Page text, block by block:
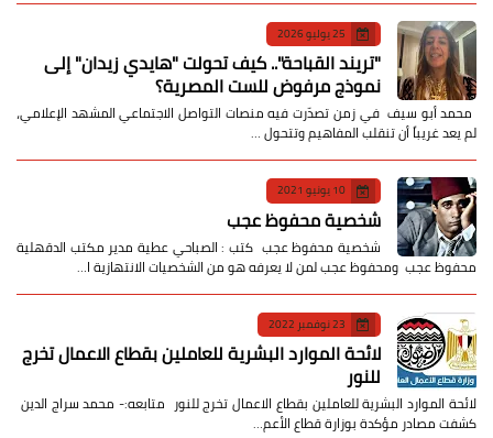
25 يوليو 2026
​"تريند القباحة".. كيف تحولت "هايدي زيدان" إلى
نموذج مرفوض للست المصرية؟
​ محمد أبو سيف ​في زمن تصدّرت فيه منصات التواصل الاجتماعي المشهد الإعلامي،
لم يعد غريباً أن تنقلب المفاهيم وتتحول …
10 يونيو 2021
شخصية محفوظ عجب
شخصية محفوظ عجب كتب : الصباحي عطية مدير مكتب الدقهلية
محفوظ عجب ومحفوظ عجب لمن لا يعرفه هو من الشخصيات الانتهازية ا…
23 نوفمبر 2022
لائحة الموارد البشرية للعاملين بقطاع الاعمال تخرج
للنور
لائحة الموارد البشرية للعاملين بقطاع الاعمال تخرج للنور متابعه:- محمد سراج الدين
كشفت مصادر مؤكدة بوزارة قطاع الأعم…